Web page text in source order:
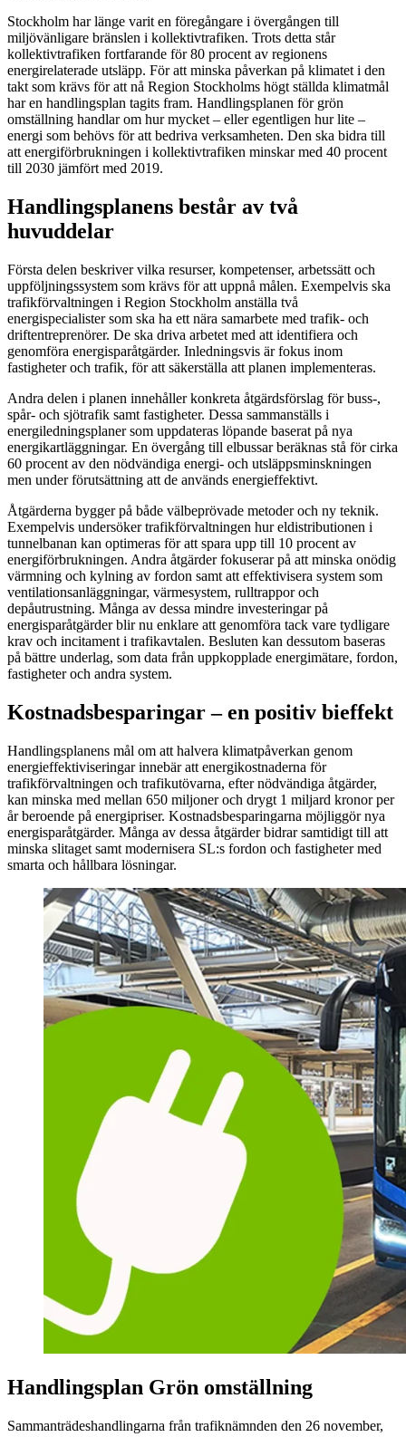
Stockholm har länge varit en föregångare i övergången till
miljövänligare bränslen i kollektivtrafiken. Trots detta står
kollektivtrafiken fortfarande för 80 procent av regionens
energirelaterade utsläpp. För att minska påverkan på klimatet i den
takt som krävs för att nå Region Stockholms högt ställda klimatmål
har en handlingsplan tagits fram. Handlingsplanen för grön
omställning handlar om hur mycket – eller egentligen hur lite –
energi som behövs för att bedriva verksamheten. Den ska bidra till
att energiförbrukningen i kollektivtrafiken minskar med 40 procent
till 2030 jämfört med 2019.
Handlingsplanens består av två
huvuddelar
Första delen beskriver vilka resurser, kompetenser, arbetssätt och
uppföljningssystem som krävs för att uppnå målen. Exempelvis ska
trafikförvaltningen i Region Stockholm anställa två
energispecialister som ska ha ett nära samarbete med trafik- och
driftentreprenörer. De ska driva arbetet med att identifiera och
genomföra energisparåtgärder. Inledningsvis är fokus inom
fastigheter och trafik, för att säkerställa att planen implementeras.
Andra delen i planen innehåller konkreta åtgärdsförslag för buss-,
spår- och sjötrafik samt fastigheter. Dessa sammanställs i
energiledningsplaner som uppdateras löpande baserat på nya
energikartläggningar. En övergång till elbussar beräknas stå för cirka
60 procent av den nödvändiga energi- och utsläppsminskningen
men under förutsättning att de används energieffektivt.
Åtgärderna bygger på både välbeprövade metoder och ny teknik.
Exempelvis undersöker trafikförvaltningen hur eldistributionen i
tunnelbanan kan optimeras för att spara upp till 10 procent av
energiförbrukningen. Andra åtgärder fokuserar på att minska onödig
värmning och kylning av fordon samt att effektivisera system som
ventilationsanläggningar, värmesystem, rulltrappor och
depåutrustning. Många av dessa mindre investeringar på
energisparåtgärder blir nu enklare att genomföra tack vare tydligare
krav och incitament i trafikavtalen. Besluten kan dessutom baseras
på bättre underlag, som data från uppkopplade energimätare, fordon,
fastigheter och andra system.
Kostnadsbesparingar – en positiv bieffekt
Handlingsplanens mål om att halvera klimatpåverkan genom
energieffektiviseringar innebär att energikostnaderna för
trafikförvaltningen och trafikutövarna, efter nödvändiga åtgärder,
kan minska med mellan 650 miljoner och drygt 1 miljard kronor per
år beroende på energipriser. Kostnadsbesparingarna möjliggör nya
energisparåtgärder. Många av dessa åtgärder bidrar samtidigt till att
minska slitaget samt modernisera SL:s fordon och fastigheter med
smarta och hållbara lösningar.
Handlingsplan Grön omställning
Sammanträdeshandlingarna från trafiknämnden den 26 november,